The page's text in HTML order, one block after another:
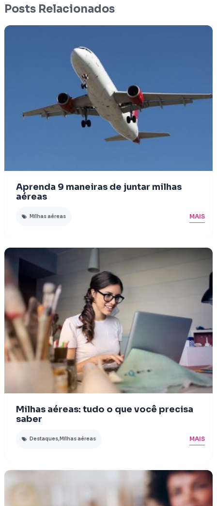
Posts Relacionados
Aprenda 9 maneiras de juntar milhas
aéreas
Milhas aéreas MAIS
Milhas aéreas: tudo o que você precisa
saber
Destaques,Milhas aéreas MAIS